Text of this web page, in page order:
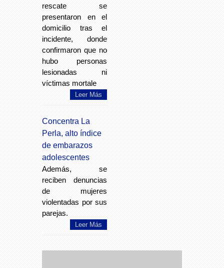
rescate se
presentaron en el
domicilio tras el
incidente, donde
confirmaron que no
hubo personas
lesionadas ni
víctimas mortale
Leer Más
Concentra La
Perla, alto índice
de embarazos
adolescentes
Además, se
reciben denuncias
de mujeres
violentadas por sus
parejas.
Leer Más